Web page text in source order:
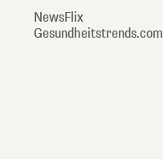
NewsFlix
Gesundheitstrends.com